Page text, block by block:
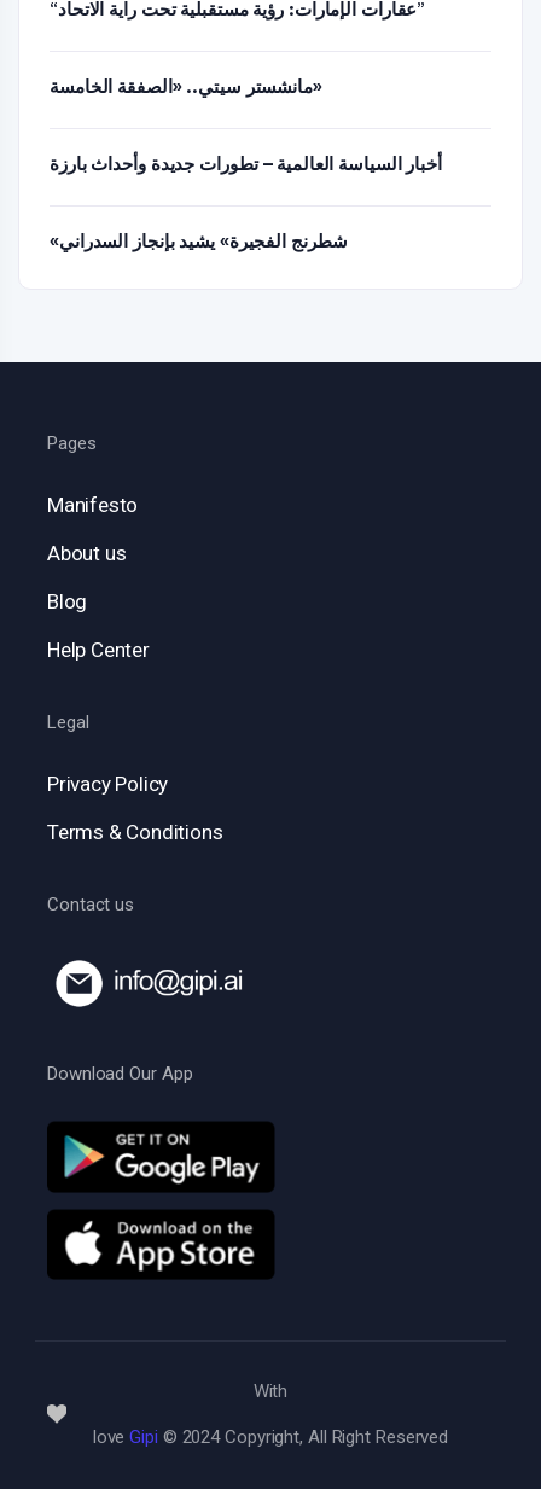
“عقارات الإمارات: رؤية مستقبلية تحت راية الاتحاد”
مانشستر سيتي.. «الصفقة الخامسة»
أخبار السياسة العالمية – تطورات جديدة وأحداث بارزة
«شطرنج الفجيرة» يشيد بإنجاز السدراني
Pages
Manifesto
About us
Blog
Help Center
Legal
Privacy Policy
Terms & Conditions
Contact us
Download Our App
With
loveGipi © 2024 Copyright, All Right Reserved